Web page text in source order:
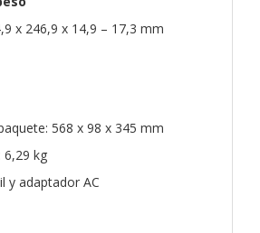
x 246,9 x 14,9 – 17,3 mm
568 x 98 x 345 mm
6,29 kg
y adaptador AC